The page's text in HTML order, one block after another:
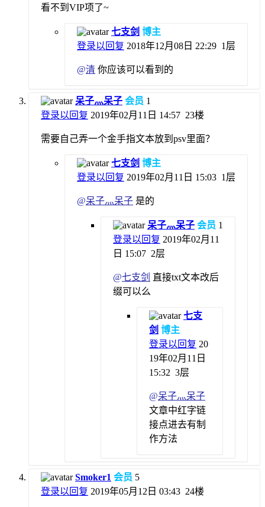
看不到VIP项了~
七支剑 博主
登录以回复 2018年12月08日 22:29 1层
@清 你应该可以看到的
呆子灬呆子 会员 1
登录以回复 2019年02月11日 14:57 23楼
需要自己弄一个金手指文本放到psv里面？
七支剑 博主
登录以回复 2019年02月11日 15:03 1层
@呆子灬呆子 是的
呆子灬呆子 会员 1
登录以回复 2019年02月11
日 15:07 2层
@七支剑 直接txt文本改后
缀可以么
七支
剑 博主
登录以回复 20
19年02月11日
15:32 3层
@呆子灬呆子
文章中红字链
接点进去有制
作方法
Smoker1 会员 5
登录以回复 2019年05月12日 03:43 24楼